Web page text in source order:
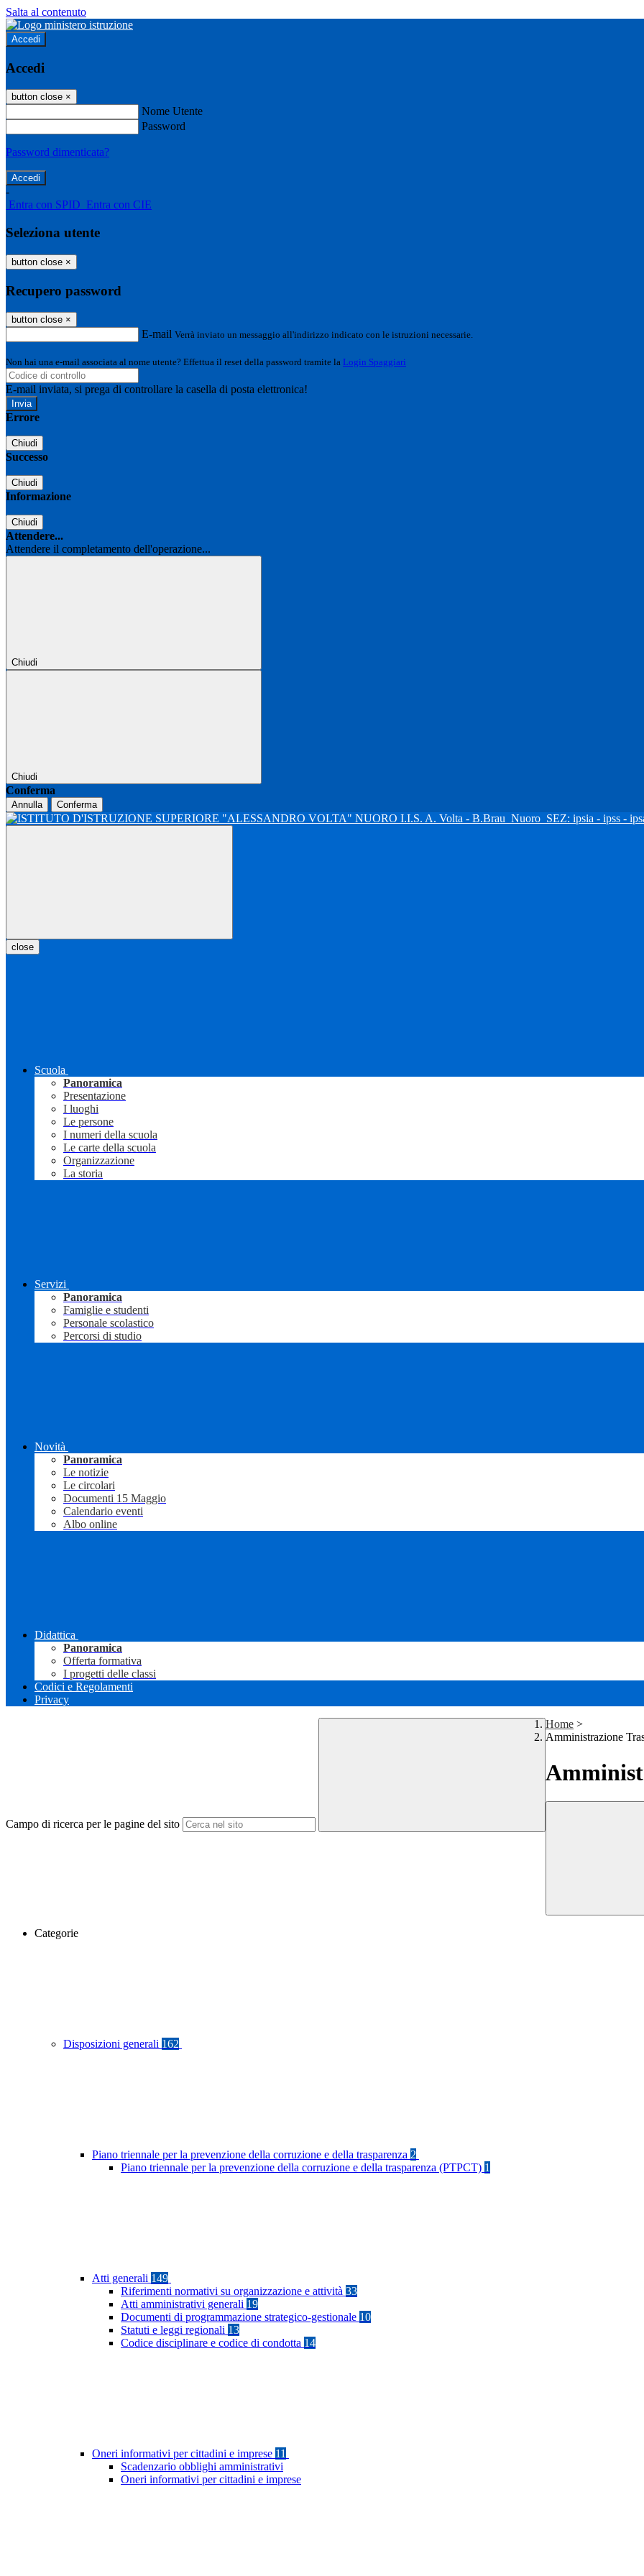
Salta al contenuto
Accedi
Accedi
button close ×
Nome Utente
Password
Password dimenticata?
-
Entra con SPID Entra con CIE
Seleziona utente
button close ×
Recupero password
button close ×
E-mail Verrà inviato un messaggio all'indirizzo indicato con le istruzioni necessarie.
Non hai una e-mail associata al nome utente? Effettua il reset della password tramite la Login Spaggiari
E-mail inviata, si prega di controllare la casella di posta elettronica!
Errore
Chiudi
Successo
Chiudi
Informazione
Chiudi
Attendere...
Attendere il completamento dell'operazione...
Chiudi
Chiudi
Conferma
Annulla Conferma
I.I.S. A. Volta - B.Brau Nuoro SEZ: ipsia - ipss -
close
Scuola
Panoramica
Presentazione
I luoghi
Le persone
I numeri della scuola
Le carte della scuola
Organizzazione
La storia
Servizi
Panoramica
Famiglie e studenti
Personale scolastico
Percorsi di studio
Novità
Panoramica
Le notizie
Le circolari
Documenti 15 Maggio
Calendario eventi
Albo online
Didattica
Panoramica
Offerta formativa
I progetti delle classi
Codici e Regolamenti
Privacy
Campo di ricerca per le pagine del sito
Home >
Amministrazione
Categorie
Disposizioni generali 162
Piano triennale per la prevenzione della corruzione e della trasparenza 2
Piano triennale per la prevenzione della corruzione e della trasparenza (PTPCT) 1
Atti generali 149
Riferimenti normativi su organizzazione e attività 33
Atti amministrativi generali 19
Documenti di programmazione strategico-gestionale 10
Statuti e leggi regionali 13
Codice disciplinare e codice di condotta 14
Oneri informativi per cittadini e imprese 11
Scadenzario obblighi amministrativi
Oneri informativi per cittadini e imprese